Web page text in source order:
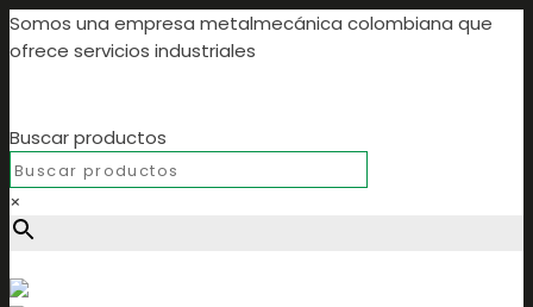
Somos una empresa metalmecánica colombiana que
ofrece servicios industriales
Buscar productos
×